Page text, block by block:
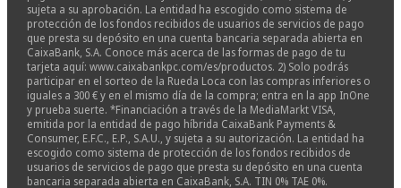
sujeta a su aprobación. La entidad ha escogido como sistema de
protección de los fondos recibidos de usuarios de servicios de pago
que presta su depósito en una cuenta bancaria separada abierta en
CaixaBank, S.A. Conoce más acerca de las formas de pago de tu
tarjeta aquí: www.caixabankpc.com/es/productos. 2) Solo podrás
participar en el sorteo de la Rueda Loca con las compras inferiores o
iguales a 300 € y en el mismo día de la compra; entra en la app InOne
y prueba suerte. *Financiación a través de la MediaMarkt VISA,
emitida por la entidad de pago híbrida CaixaBank Payments &
Consumer, E.F.C., E.P., S.A.U., y sujeta a su autorización. La entidad ha
escogido como sistema de protección de los fondos recibidos de
usuarios de servicios de pago que presta su depósito en una cuenta
bancaria separada abierta en CaixaBank, S.A. TIN 0% TAE 0%.